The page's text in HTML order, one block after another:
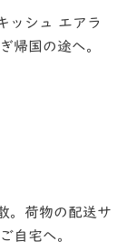
ッシュ エアラ
帰国の途へ。
。荷物の配送サ
自宅へ。